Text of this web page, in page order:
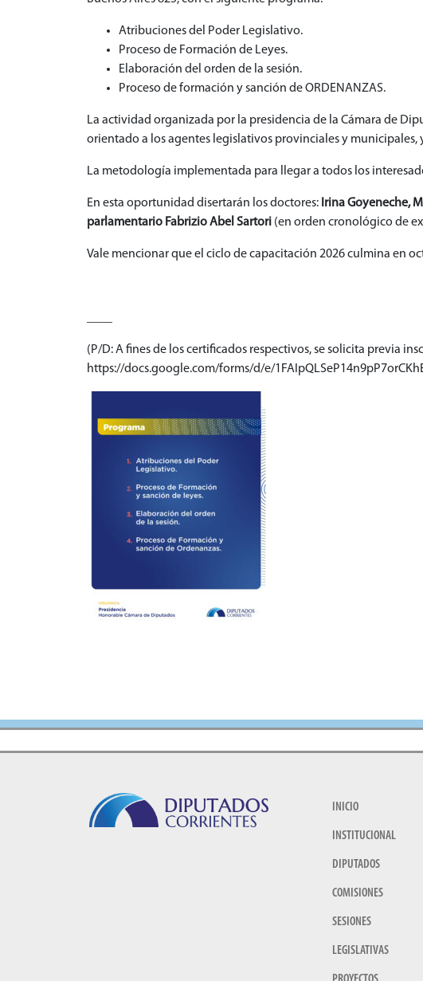
Atribuciones del Poder Legislativo.
Proceso de Formación de Leyes.
Elaboración del orden de la sesión.
Proceso de formación y sanción de ORDENANZAS.
La actividad organizada por la presidencia de la Cámara de
orientado a los agentes legislativos provinciales y municipales,
La metodología implementada para llegar a todos los
En esta oportunidad disertarán los doctores: Irina Goyeneche,
parlamentario Fabrizio Abel Sartori (en orden cronológico de
Vale mencionar que el ciclo de capacitación 2026 culmina en
(P/D: A fines de los certificados respectivos, se solicita previa
https://docs.google.com/forms/d/e/
INICIO
INSTITUCIONAL
DIPUTADOS
COMISIONES
SESIONES
LEGISLATIVAS